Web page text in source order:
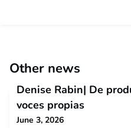
Other news
Denise Rabin| De
voces propias
June 3, 2026